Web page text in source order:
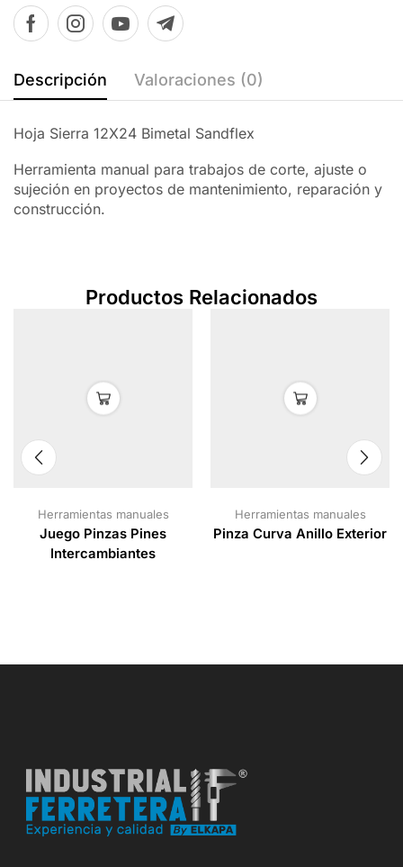
Descripción Valoraciones (0)
Hoja Sierra 12X24 Bimetal Sandflex
Herramienta manual para trabajos de corte, ajuste o
sujeción en proyectos de mantenimiento, reparación y
construcción.
Productos Relacionados
Herramientas manuales
Juego Pinzas Pines
Intercambiantes
Herramientas manuales
Pinza Curva Anillo Exterior